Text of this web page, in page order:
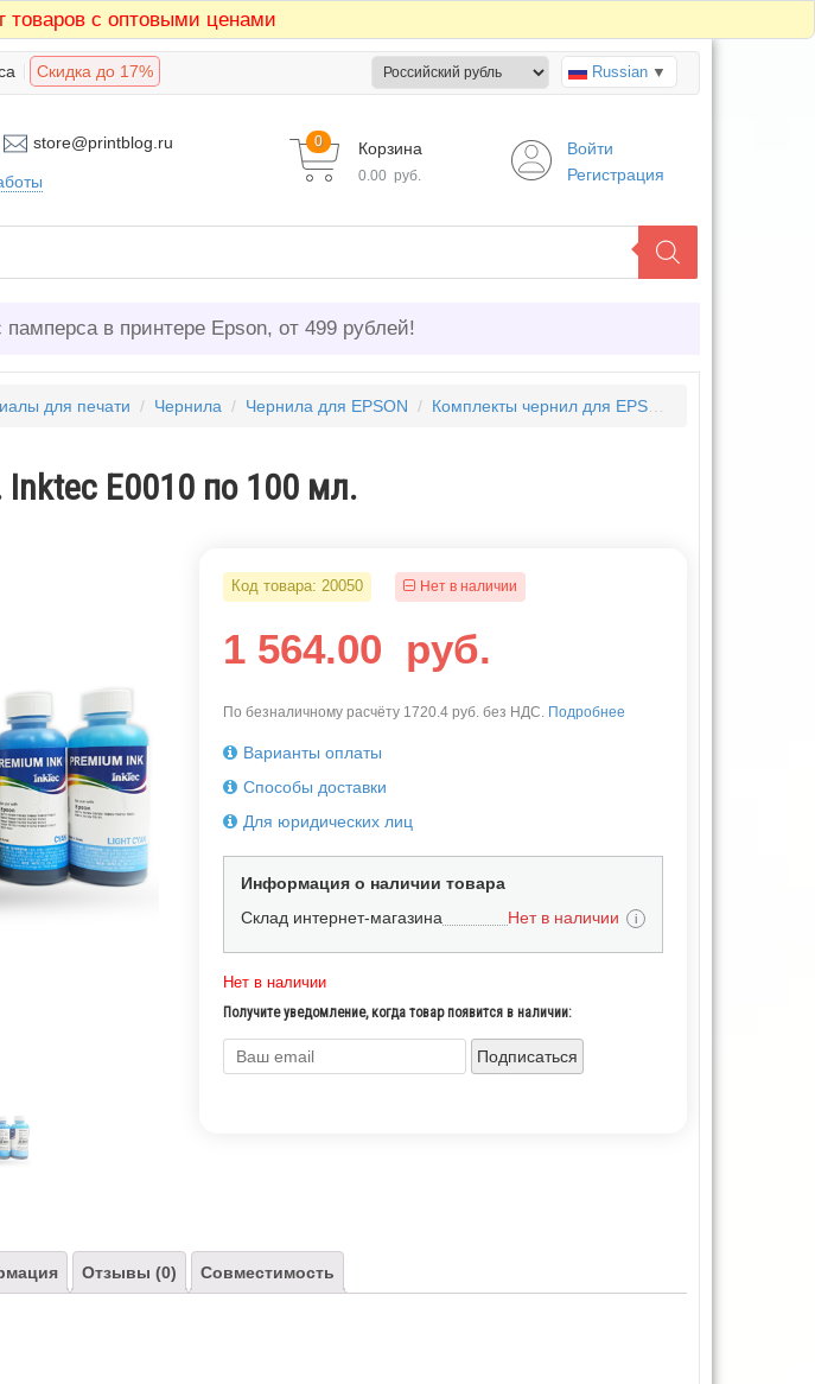
товаров с оптовыми ценами
Скидка до 17% Russian ▼
store@printblog.ru Корзина
0
0.00 руб.
Войти
Регистрация
памперса в принтере Epson, от 499 рублей!
для печати / Чернила / Чернила для EPSON / Комплекты чернил для EPSON
E0010 по 100 мл.
Код товара:20050 Нет в наличии
1 564.00 руб.
По безналичному расчёту 1720.4 руб. без НДС. Подробнее
Варианты оплаты
Способы доставки
Для юридических лиц
Информация о наличии товара
Склад интернет-магазина
Нет в наличии i
Нет в наличии
Получите уведомление, когда товар появится в наличии:
Подписаться
Отзывы (0) Совместимость